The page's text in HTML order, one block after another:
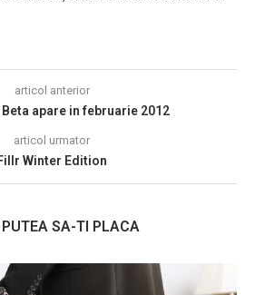
articol anterior
apare in februarie 2012
articol urmator
Winter Edition
SA-TI PLACA